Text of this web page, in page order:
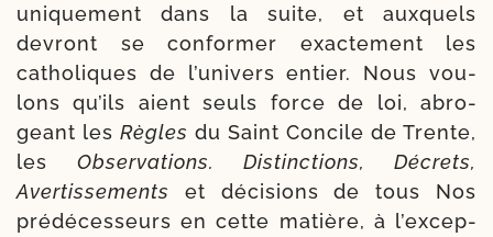
uni­que­ment dans la suite, et aux­quels
devront se confor­mer exac­te­ment les
catho­liques de l’u­ni­vers entier. Nous vou­
lons qu’ils aient seuls force de loi, abro­
geant les Règles du Saint Concile de Trente,
les Observations. Distinctions, Décrets,
Avertissements et déci­sions de tous Nos
pré­dé­ces­seurs en cette matière, à l’ex­cep­